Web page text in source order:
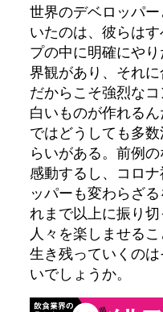
世界のデベロッパ
いたのは、彼らは
プの中に明確にや
界観があり、それに
だからこそ強烈な
白いものが作れる
ではどうしても多
らいがある。前例
感動するし、コロ
ッパーも変わらざ
れまで以上に振り
人々を楽しませる
生き残っていくの
いでしょうか。